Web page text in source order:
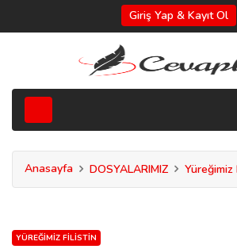
Giriş Yap & Kayıt Ol
Anasayfa DOSYALARIMIZ Yüreğimiz
YÜREĞIMIZ FILISTIN